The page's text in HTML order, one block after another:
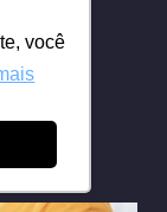
você